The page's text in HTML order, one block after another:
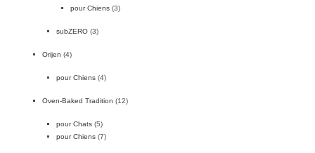
pour Chiens (3)
subZERO (3)
Orijen (4)
pour Chiens (4)
Oven-Baked Tradition (12)
pour Chats (5)
pour Chiens (7)